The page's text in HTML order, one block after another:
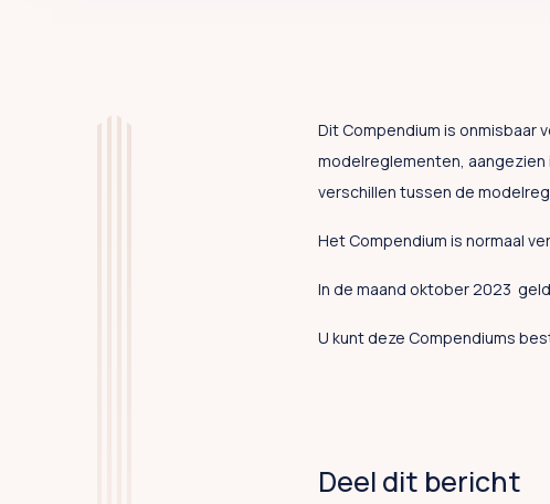
Dit Compendium is onmisbaar
modelreglementen,
verschillen tussen de
Het Compendium is normaal
In de maand oktober 2023
U kunt deze Compendiums
Deel dit bericht